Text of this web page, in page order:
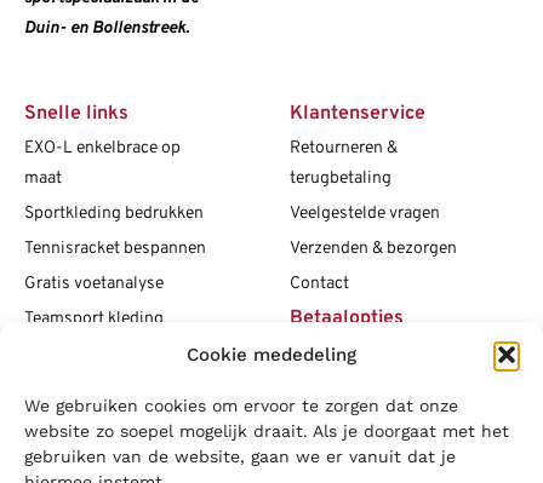
Cookie mededeling
We gebruiken cookies om ervoor te zorgen dat onze
website zo soepel mogelijk draait. Als je doorgaat met het
gebruiken van de website, gaan we er vanuit dat je
Duin- en Bollenstreek.
Snelle links
EXO-L enkelbrace op
maat
Sportkleding bedrukken
Tennisracket bespannen
Gratis voetanalyse
Teamsport kleding
Vacatures
Blogs
Klantenservice
Retourneren &
terugbetaling
Veelgestelde vragen
Verzenden & bezorgen
Contact
Betaalopties
Social media